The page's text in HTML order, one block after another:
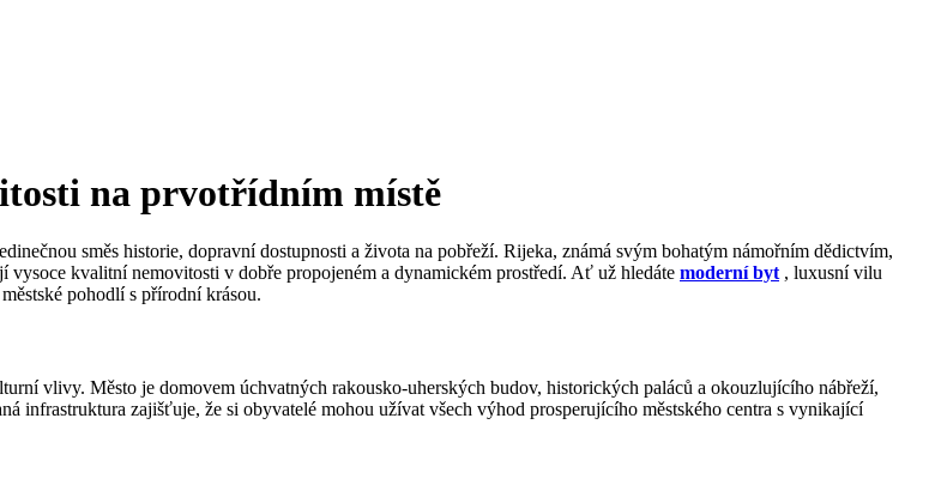
na prvotřídním místě
směs historie, dopravní dostupnosti a života na pobřeží. Rijeka, známá svým bohatým námořním dědictvím,
kvalitní nemovitosti v dobře propojeném a dynamickém prostředí. Ať už hledáte moderní byt , luxusní vilu
pohodlí s přírodní krásou.
vlivy. Město je domovem úchvatných rakousko-uherských budov, historických paláců a okouzlujícího nábřeží,
infrastruktura zajišťuje, že si obyvatelé mohou užívat všech výhod prosperujícího městského centra s vynikající